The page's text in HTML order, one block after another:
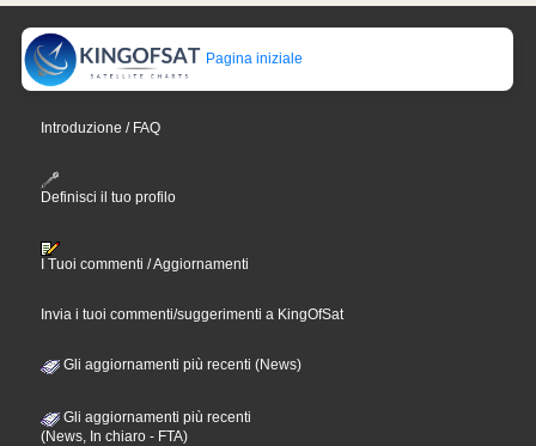
Pagina iniziale
Introduzione / FAQ
Definisci il tuo profilo
I Tuoi commenti / Aggiornamenti
Invia i tuoi commenti/suggerimenti a KingOfSat
Gli aggiornamenti più recenti (News)
Gli aggiornamenti più recenti
(News, In chiaro - FTA)